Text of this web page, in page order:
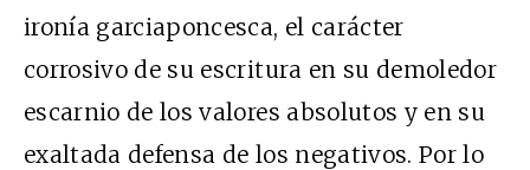
ironía garciaponcesca, el carácter
corrosivo de su escritura en su demoledor
escarnio de los valores absolutos y en su
exaltada defensa de los negativos. Por lo